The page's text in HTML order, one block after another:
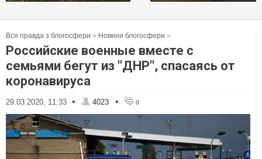
Вся правда з блогосфери » Новини блогосфери »
Российские военные вместе с
семьями бегут из "ДНР", спасаясь от
коронавируса
29.03.2020, 11:33 • 4023 • 0